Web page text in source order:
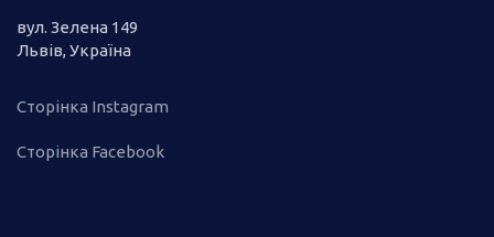
вул. Зелена 149
Львів, Україна
Сторінка Instagram
Сторінка Facebook